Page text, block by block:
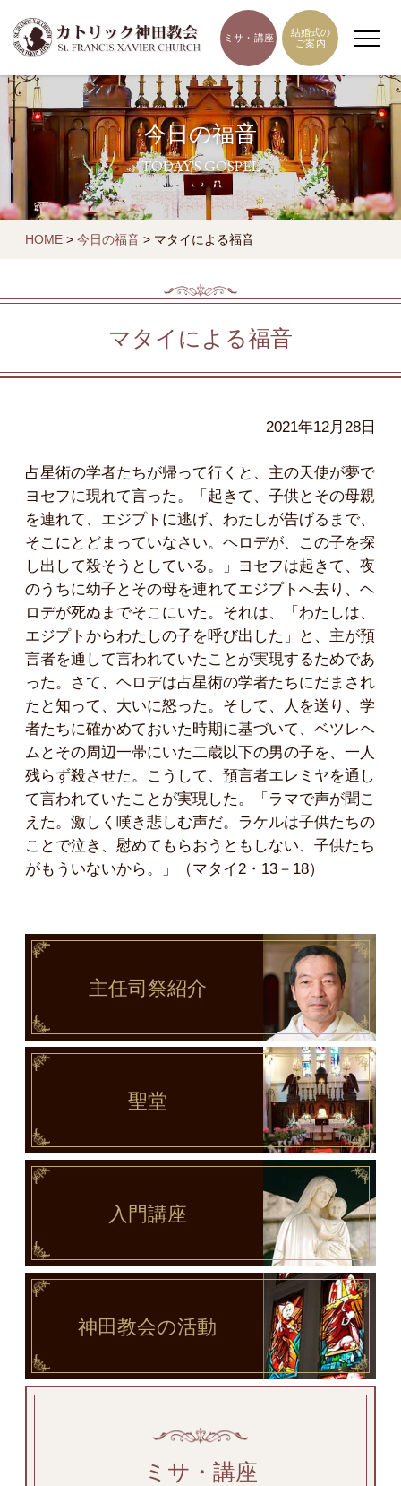
ミサ・講座
結婚式の
ご案内
今日の福音
TODAY'S GOSPEL
HOME > 今日の福音 > マタイによる福音
マタイによる福音
2021年12月28日
占星術の学者たちが帰って行くと、主の天使が夢で
ヨセフに現れて言った。「起きて、子供とその母親
を連れて、エジプトに逃げ、わたしが告げるまで、
そこにとどまっていなさい。ヘロデが、この子を探
し出して殺そうとしている。」ヨセフは起きて、夜
のうちに幼子とその母を連れてエジプトへ去り、ヘ
ロデが死ぬまでそこにいた。それは、「わたしは、
エジプトからわたしの子を呼び出した」と、主が預
言者を通して言われていたことが実現するためであ
った。さて、ヘロデは占星術の学者たちにだまされ
たと知って、大いに怒った。そして、人を送り、学
者たちに確かめておいた時期に基づいて、ベツレヘ
ムとその周辺一帯にいた二歳以下の男の子を、一人
残らず殺させた。こうして、預言者エレミヤを通し
て言われていたことが実現した。「ラマで声が聞こ
えた。激しく嘆き悲しむ声だ。ラケルは子供たちの
ことで泣き、慰めてもらおうともしない、子供たち
がもういないから。」（マタイ2・13－18）
主任司祭紹介
聖堂
入門講座
神田教会の活動
ミサ・講座